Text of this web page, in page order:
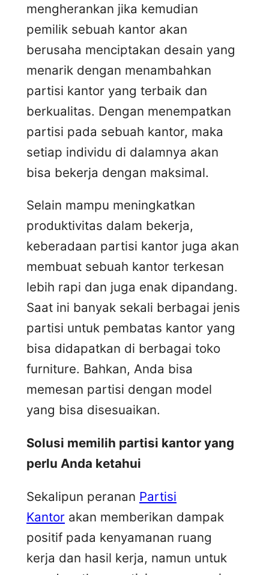
mengherankan jika kemudian
pemilik sebuah kantor akan
berusaha menciptakan desain yang
menarik dengan menambahkan
partisi kantor yang terbaik dan
berkualitas. Dengan menempatkan
partisi pada sebuah kantor, maka
setiap individu di dalamnya akan
bisa bekerja dengan maksimal.
Selain mampu meningkatkan
produktivitas dalam bekerja,
keberadaan partisi kantor juga akan
membuat sebuah kantor terkesan
lebih rapi dan juga enak dipandang.
Saat ini banyak sekali berbagai jenis
partisi untuk pembatas kantor yang
bisa didapatkan di berbagai toko
furniture. Bahkan, Anda bisa
memesan partisi dengan model
yang bisa disesuaikan.
Solusi memilih partisi kantor yang
perlu Anda ketahui
Sekalipun peranan Partisi
Kantor akan memberikan dampak
positif pada kenyamanan ruang
kerja dan hasil kerja, namun untuk